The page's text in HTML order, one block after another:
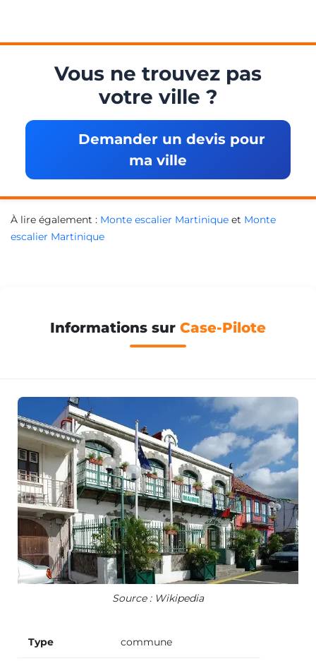
Vous ne trouvez pas
votre ville ?
Demander un devis pour
ma ville
À lire également : Monte escalier Martinique et Monte
escalier Martinique
Informations sur Case-Pilote
Source : Wikipedia
Type commune